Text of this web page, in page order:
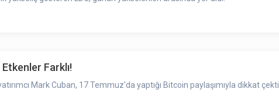
Farklı!
Mark Cuban, 17 Temmuz'da yaptığı Bitcoin paylaşımıyla dikkat çekti.